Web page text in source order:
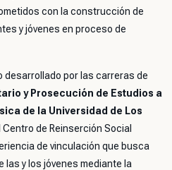
con la construcción de
y jóvenes en proceso de
desarrollado por las carreras de
y Prosecución de Estudios a
de la Universidad de Los
de Reinserción Social
de vinculación que busca
y los jóvenes mediante la